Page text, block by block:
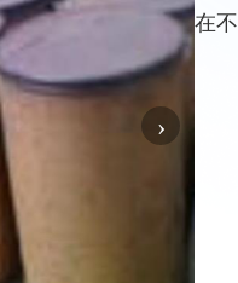
›
在